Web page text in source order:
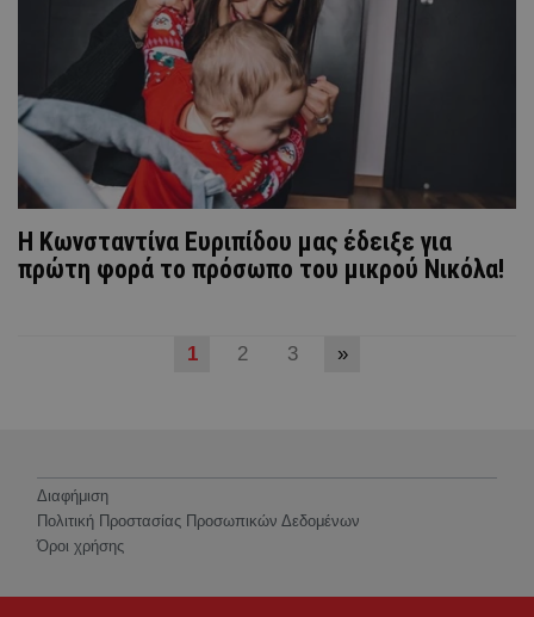
Η Κωνσταντίνα Ευριπίδου μας έδειξε για
πρώτη φορά το πρόσωπο του μικρού Νικόλα!
1 2 3 »
Διαφήμιση
Πολιτική Προστασίας Προσωπικών Δεδομένων
Όροι χρήσης